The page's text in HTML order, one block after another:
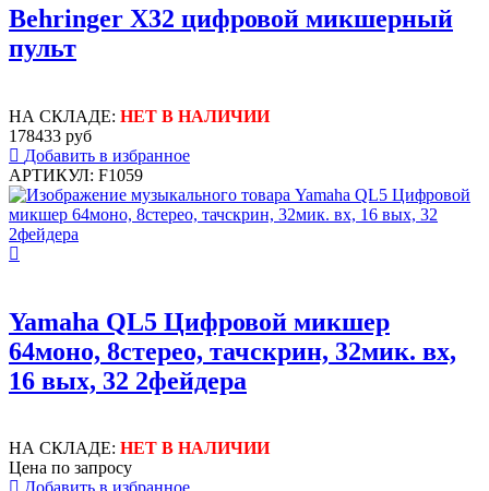
Behringer X32 цифровой микшерный
пульт
НА СКЛАДЕ: НЕТ В НАЛИЧИИ
178433 руб
Добавить в избранное
АРТИКУЛ: F1059
Yamaha QL5 Цифровой микшер
64моно, 8стерео, тачскрин, 32мик. вх,
16 вых, 32 2фейдера
НА СКЛАДЕ: НЕТ В НАЛИЧИИ
Цена по запросу